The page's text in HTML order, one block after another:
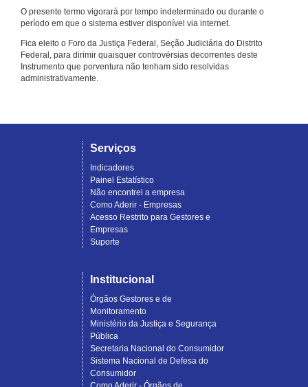
O presente termo vigorará por tempo indeterminado ou durante o
período em que o sistema estiver disponível via internet.
Fica eleito o Foro da Justiça Federal, Seção Judiciária do Distrito
Federal, para dirimir quaisquer controvérsias decorrentes deste
Instrumento que porventura não tenham sido resolvidas
administrativamente.
Serviços
Indicadores
Painel Estatístico
Não encontrei a empresa
Como Aderir - Empresas
Acesso Restrito para Gestores e
Empresas
Suporte
Institucional
Órgãos Gestores e de
Monitoramento
Ministério da Justiça e Segurança
Pública
Secretaria Nacional do Consumidor
Sistema Nacional de Defesa do
Consumidor